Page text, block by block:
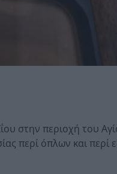
στην περιοχή του
περί όπλων και περί